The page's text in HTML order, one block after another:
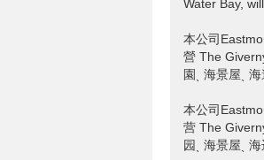
Water Bay,
本公司
營 The
園ˎ 海景屋ˎ
本公司
营 The
园ˎ 海景屋ˎ